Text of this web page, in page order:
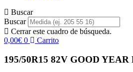
Buscar
Buscar
Cerrar este cuadro de búsqueda.
0,00€ 0 Carrito
195/50R15 82V GOOD